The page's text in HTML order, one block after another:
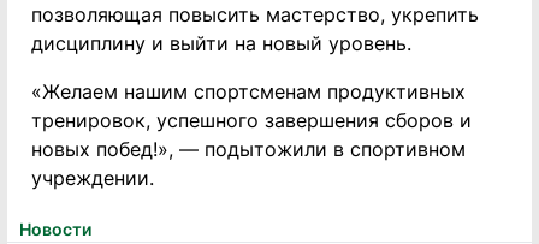
Новости
позволяющая повысить мастерство, укрепить
дисциплину и выйти на новый уровень.
«Желаем нашим спортсменам продуктивных
тренировок, успешного завершения сборов и
новых побед!», — подытожили в спортивном
учреждении.